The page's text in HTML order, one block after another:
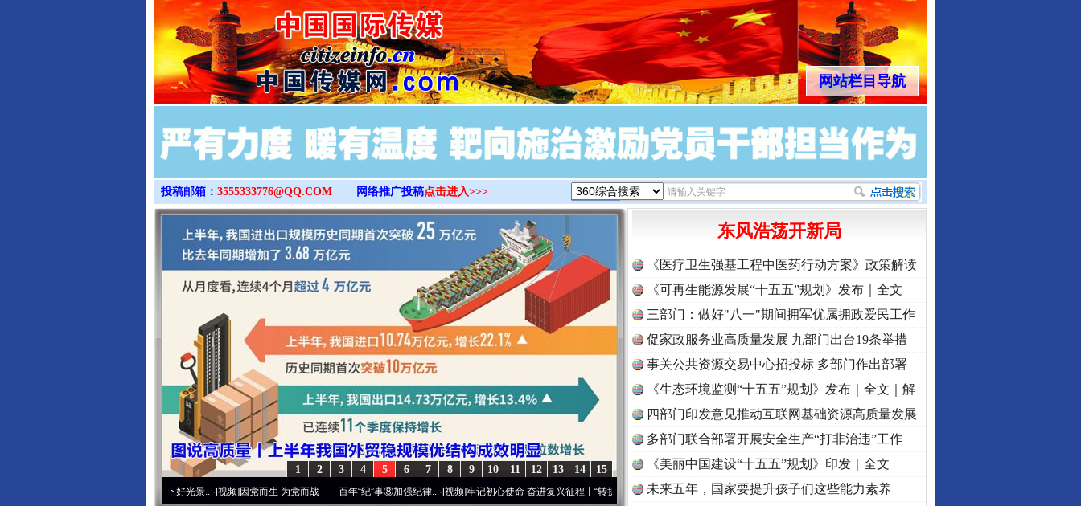
>
网站栏目导航
投稿邮箱： 3555333776@QQ.COM 网络推广投稿点击进入>>>
15
14
13
12
11
10
9
8
7
6
5
4
3
2
1
使命 奋进复兴征程丨宝塔山下好光景..·[视频]因党而生 为党而战——百年“纪”事⑧加强纪律..·[视频]牢记初心使命 奋进复兴征程丨“转折之城”激荡.. ·[视频]牢记初心使命 奋进复兴征程丨红船起航处 潮起..·[视频]一首歌的时间，读懂乐至的“诗与远方”
东风浩荡开新局
《医疗卫生强基工程中医药行动方案》政策解读
《可再生能源发展“十五五”规划》发布｜全文
三部门：做好"八一"期间拥军优属拥政爱民工作
促家政服务业高质量发展 九部门出台19条举措
事关公共资源交易中心招投标 多部门作出部署
《生态环境监测“十五五”规划》发布｜全文｜解
读
四部门印发意见推动互联网基础资源高质量发展
多部门联合部署开展安全生产“打非治违”工作
《美丽中国建设“十五五”规划》印发｜全文
未来五年，国家要提升孩子们这些能力素养
东山县通报“牛蛙产品抗生素超标问题” 法徽映军营 权益有保障
千年窑火 生生不息 一批国家标准开始实施